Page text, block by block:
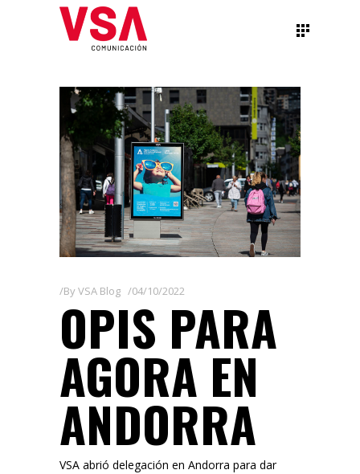
ByVSA Blog 04/10/2022
OPIS PARA
AGORA EN
ANDORRA
VSA abrió delegación en Andorra para dar